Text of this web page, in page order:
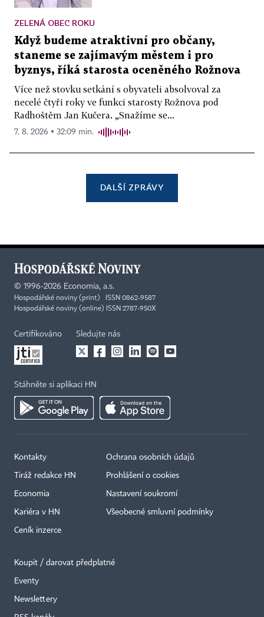
ZELENÁ OBEC ROKU
Když budeme atraktivní pro občany,
staneme se zajímavým městem i pro
byznys, říká starosta oceněného Rožnova
Více než stovku setkání s obyvateli absolvoval za
necelé čtyři roky ve funkci starosty Rožnova pod
Radhoštěm Jan Kučera. „Snažíme se...
7. 8. 2026 ▪ 32:09 min.
DALŠÍ ZPRÁVY
© 1996-2026 Economia, a.s.
Hospodářské noviny (print) ISSN 0862-9587
Hospodářské noviny (online) ISSN 2787-950X
Certifikováno Sledujte nás
Stáhněte si aplikaci HN
Kontakty
Tiráž redakce HN
Economia
Kariéra v HN
Ceník inzerce
Ochrana osobních údajů
Prohlášení o cookies
Nastavení soukromí
Všeobecné smluvní podmínky
Koupit / darovat předplatné
Eventy
Newslettery